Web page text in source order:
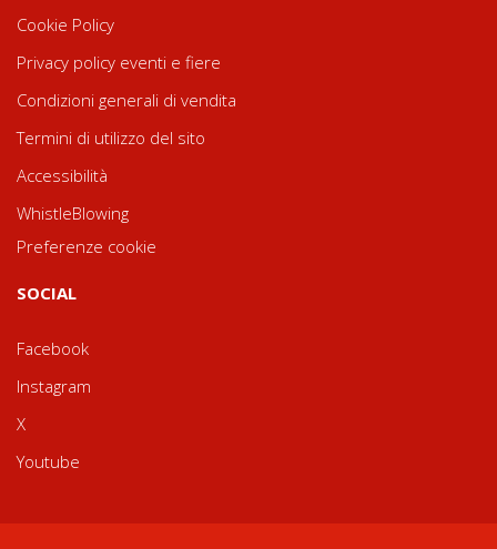
Cookie Policy
Privacy policy eventi e fiere
Condizioni generali di vendita
Termini di utilizzo del sito
Accessibilità
WhistleBlowing
Preferenze cookie
SOCIAL
Facebook
Instagram
X
Youtube